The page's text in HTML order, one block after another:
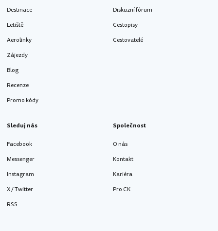
Destinace
Letiště
Aerolinky
Zájezdy
Blog
Recenze
Promo kódy
Diskuzní fórum
Cestopisy
Cestovatelé
Sleduj nás
Facebook
Messenger
Instagram
X / Twitter
RSS
Společnost
O nás
Kontakt
Kariéra
Pro CK